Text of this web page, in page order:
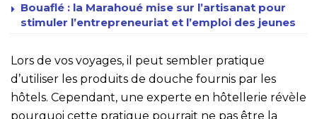
Bouaflé : la Marahoué mise sur l’artisanat pour
stimuler l’entrepreneuriat et l’emploi des jeunes
Lors de vos voyages, il peut sembler pratique
d’utiliser les produits de douche fournis par les
hôtels. Cependant, une experte en hôtellerie révèle
pourquoi cette pratique pourrait ne pas être la